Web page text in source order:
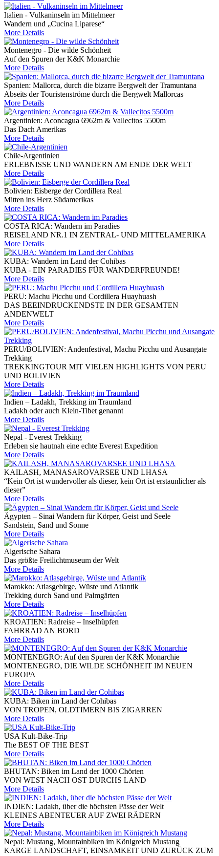
Italien - Vulkaninseln im Mittelmeer
Wandern und „Cucina Liparese“
More Details
Montenegro - Die wilde Schönheit
Auf den Spuren der K&K Monarchie
More Details
Spanien: Mallorca, durch die bizarre Bergwelt der Tramuntana
Abseits der Touristenströme durch die Bergwelt Mallorcas
More Details
Argentinien: Aconcagua 6962m & Vallecitos 5500m
Das Dach Amerikas
More Details
Chile-Argentinien
ERLEBNISSE UND WANDERN AM ENDE DER WELT
More Details
Bolivien: Eisberge der Cordillera Real
Mitten ins Herz Südamerikas
More Details
COSTA RICA: Wandern im Paradies
REISELAND NR.1 IN ZENTRAL- UND MITTELAMERIKA
More Details
KUBA: Wandern im Land der Cohibas
KUBA - EIN PARADIES FÜR WANDERFREUNDE!
More Details
PERU: Machu Picchu und Cordillera Huayhuash
DAS BEEINDRUCKENDSTE IN DER GESAMTEN
ANDENWELT
More Details
PERU/BOLIVIEN: Andenfestival, Machu Picchu und Ausangate
Trekking
TREKKINGTOUR MIT VIELEN HIGHLIGHTS VON PERU
UND BOLIVIEN
More Details
Indien – Ladakh, Trekking im Traumland
Ladakh oder auch Klein-Tibet genannt
More Details
Nepal - Everest Trekking
Erleben sie hautnah eine echte Everest Expedition
More Details
KAILASH, MANASAROVARSEE UND LHASA
“Kein Ort ist wundervoller als dieser, kein Ort ist erstaunlicher als
dieser”
More Details
Ägypten – Sinai Wandern für Körper, Geist und Seele
Sandstein, Sand und Sonne
More Details
Algerische Sahara
Das größte Freilichtmuseum der Welt
More Details
Marokko: Atlasgebirge, Wüste und Atlantik
Trekking durch Sand und Palmgärten
More Details
KROATIEN: Radreise – Inselhüpfen
FAHRRAD AN BORD
More Details
MONTENEGRO: Auf den Spuren der K&K Monarchie
MONTENEGRO, DIE WILDE SCHÖNHEIT IM NEUEN
EUROPA
More Details
KUBA: Biken im Land der Cohibas
VON TROPEN, OLDTIMERN BIS ZIGARREN
More Details
USA Kult-Bike-Trip
The BEST OF THE BEST
More Details
BHUTAN: Biken im Land der 1000 Chörten
VON WEST NACH OST DURCHS LAND
More Details
INDIEN: Ladakh, über die höchsten Pässe der Welt
KLEINES ABENTEUER AUF ZWEI RÄDERN
More Details
Nepal: Mustang, Mountainbiken im Königreich Mustang
KARGE LANDSCHAFT, EINSAMKEIT UND ZURÜCK ZUM